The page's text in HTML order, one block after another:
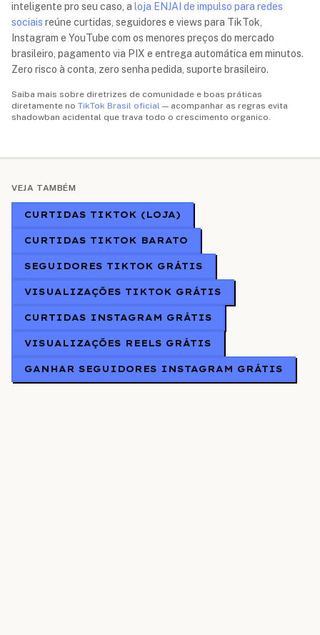
inteligente pro seu caso, a loja ENJAI de impulso para redes
sociais reúne curtidas, seguidores e views para TikTok,
Instagram e YouTube com os menores preços do mercado
brasileiro, pagamento via PIX e entrega automática em minutos.
Zero risco à conta, zero senha pedida, suporte brasileiro.
Saiba mais sobre diretrizes de comunidade e boas práticas
diretamente no TikTok Brasil oficial — acompanhar as regras evita
shadowban acidental que trava todo o crescimento organico.
VEJA TAMBÉM
CURTIDAS TIKTOK (LOJA)
CURTIDAS TIKTOK BARATO
SEGUIDORES TIKTOK GRÁTIS
VISUALIZAÇÕES TIKTOK GRÁTIS
CURTIDAS INSTAGRAM GRÁTIS
VISUALIZAÇÕES REELS GRÁTIS
GANHAR SEGUIDORES INSTAGRAM GRÁTIS